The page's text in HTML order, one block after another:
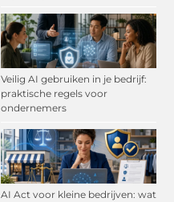
Veilig AI gebruiken in je bedrijf:
praktische regels voor
ondernemers
AI Act voor kleine bedrijven: wat